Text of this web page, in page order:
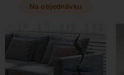
matného skla v kombinaci
Na objednávku